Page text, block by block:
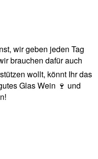
wir geben jeden Tag
brauchen dafür auch
wollt, könnt Ihr das
Glas Wein 🍷 und